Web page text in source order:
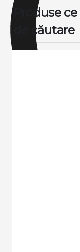
Produse
de căutare